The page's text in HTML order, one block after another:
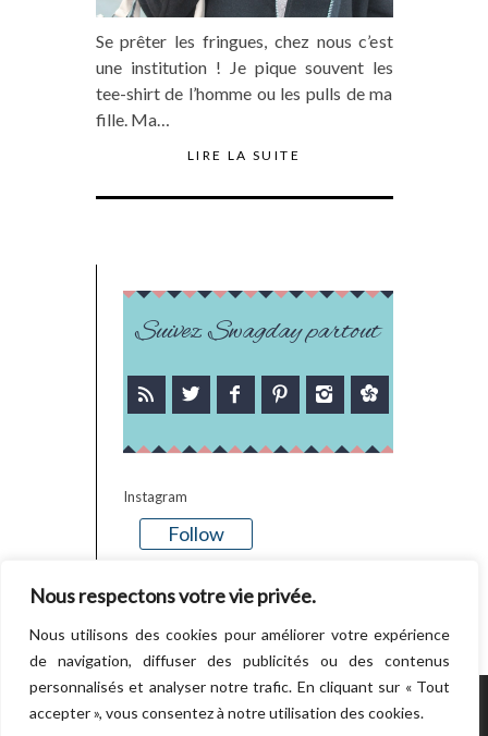
Nous respectons votre vie privée.
Nous utilisons des cookies pour améliorer votre expérience
de navigation, diffuser des publicités ou des contenus
personnalisés et analyser notre trafic. En cliquant sur « Tout
accepter », vous consentez à notre utilisation des cookies.
Se prêter les fringues, chez nous c’est
une institution ! Je pique souvent les
tee-shirt de l’homme ou les pulls de ma
fille. Ma…
LIRE LA SUITE
Suivez Swagday partout
Instagram
Follow
POWERED BY WORDPRESS.CREATED BY